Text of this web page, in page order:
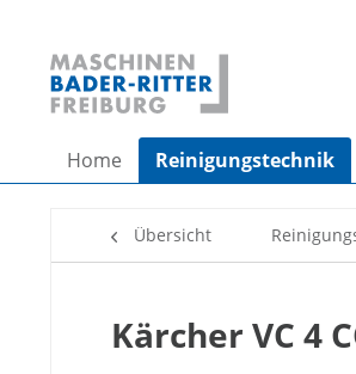
Home Reinigungstechnik
Übersicht
Kärcher VC 4